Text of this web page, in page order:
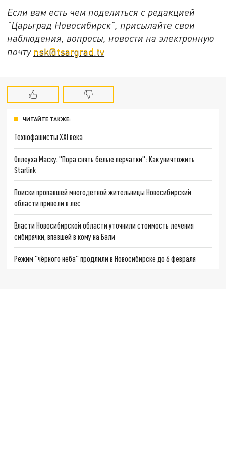
Если вам есть чем поделиться с редакцией
"Царьград Новосибирск", присылайте свои
наблюдения, вопросы, новости на электронную
почту nsk@tsargrad.tv
ЧИТАЙТЕ ТАКЖЕ:
Технофашисты XXI века
Оплеуха Маску. "Пора снять белые перчатки": Как уничтожить
Starlink
Поиски пропавшей многодетной жительницы Новосибирский
области привели в лес
Власти Новосибирской области уточнили стоимость лечения
сибирячки, впавшей в кому на Бали
Режим "чёрного неба" продлили в Новосибирске до 6 февраля